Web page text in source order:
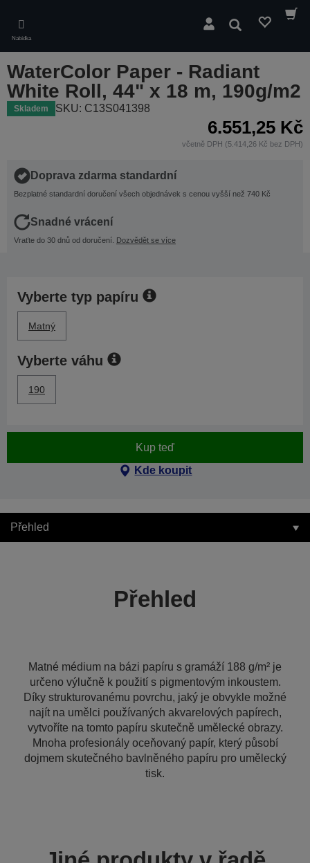
main
content
Nabídka
Hledat
WaterColor Paper - Radiant
White Roll, 44" x 18 m, 190g/m2
Skladem SKU: C13S041398
6.551,25 Kč
včetně DPH (5.414,26 Kč bez DPH)
Doprava zdarma standardní
Bezplatné standardní doručení všech objednávek s cenou vyšší než 740 Kč
Snadné vrácení
Vraťte do 30 dnů od doručení. Dozvědět se více
Vyberte typ papíru
Matný
Vyberte váhu
190
Kup teď
Kde koupit
Přehled
Přehled
Matné médium na bázi papíru s gramáží 188 g/m² je
určeno výlučně k použití s pigmentovým inkoustem.
Díky strukturovanému povrchu, jaký je obvykle možné
najít na umělci používaných akvarelových papírech,
vytvoříte na tomto papíru skutečně umělecké obrazy.
Mnoha profesionály oceňovaný papír, který působí
dojmem skutečného bavlněného papíru pro umělecký
tisk.